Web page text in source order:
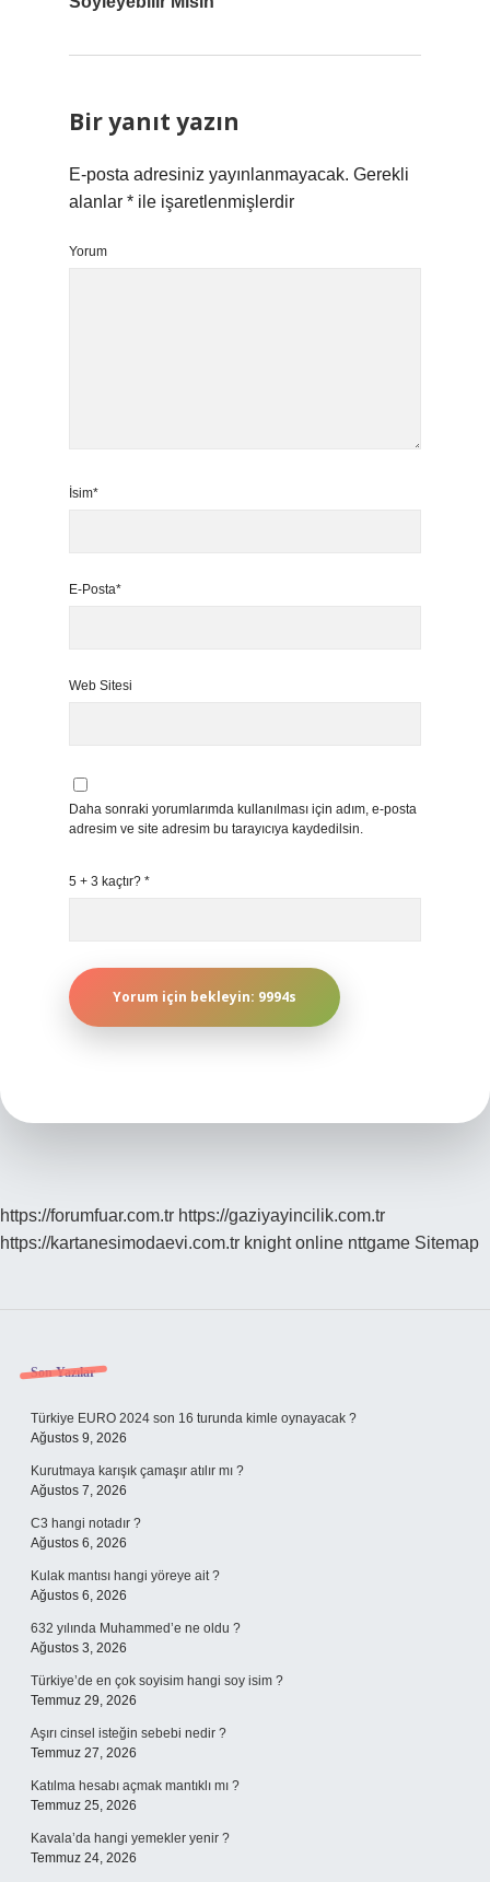
Bir yanıt yazın
E-posta adresiniz yayınlanmayacak. Gerekli
alanlar * ile işaretlenmişlerdir
Yorum
İsim*
E-Posta*
Web Sitesi
Daha sonraki yorumlarımda kullanılması için adım, e-posta
adresim ve site adresim bu tarayıcıya kaydedilsin.
5 + 3 kaçtır? *
https://forumfuar.com.tr https://gaziyayincilik.com.tr
https://kartanesimodaevi.com.tr knight online nttgame Sitemap
Sidebar
Son Yazılar
Türkiye EURO 2024 son 16 turunda kimle oynayacak ?
Ağustos 9, 2026
Kurutmaya karışık çamaşır atılır mı ?
Ağustos 7, 2026
C3 hangi notadır ?
Ağustos 6, 2026
Kulak mantısı hangi yöreye ait ?
Ağustos 6, 2026
632 yılında Muhammed’e ne oldu ?
Ağustos 3, 2026
Türkiye’de en çok soyisim hangi soy isim ?
Temmuz 29, 2026
Aşırı cinsel isteğin sebebi nedir ?
Temmuz 27, 2026
Katılma hesabı açmak mantıklı mı ?
Temmuz 25, 2026
Kavala’da hangi yemekler yenir ?
Temmuz 24, 2026